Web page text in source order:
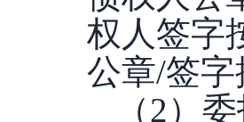
权人签字
公章/签
（2）